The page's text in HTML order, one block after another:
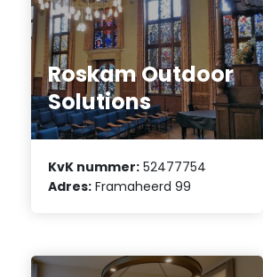
Roskam Outdoor
Solutions
KvK nummer: 52477754
Adres: Framaheerd 99